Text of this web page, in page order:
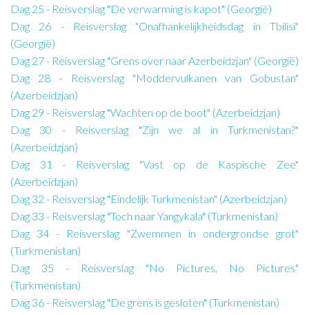
Dag 25 - Reisverslag "De verwarming is kapot" (Georgië)
Dag 26 - Reisverslag "Onafhankelijkheidsdag in Tbilisi"
(Georgië)
Dag 27 - Reisverslag "Grens over naar Azerbeidzjan" (Georgië)
Dag 28 - Reisverslag "Moddervulkanen van Gobustan"
(Azerbeidzjan)
Dag 29 - Reisverslag "Wachten op de boot" (Azerbeidzjan)
Dag 30 - Reisverslag "Zijn we al in Turkmenistan?"
(Azerbeidzjan)
Dag 31 - Reisverslag "Vast op de Kaspische Zee"
(Azerbeidzjan)
Dag 32 - Reisverslag "Eindelijk Turkmenistan" (Azerbeidzjan)
Dag 33 - Reisverslag "Toch naar Yangykala" (Turkmenistan)
Dag 34 - Reisverslag "Zwemmen in ondergrondse grot"
(Turkmenistan)
Dag 35 - Reisverslag "No Pictures, No Pictures"
(Turkmenistan)
Dag 36 - Reisverslag "De grens is gesloten" (Turkmenistan)